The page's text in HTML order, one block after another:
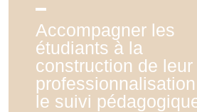
Accompagner les
étudiants à la
construction de leur
le suivi